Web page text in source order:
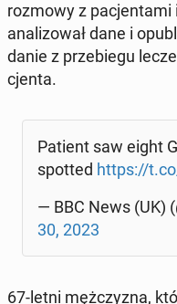
rozmowy z pa­cjen­ta­mi
ana­li­zo­wał dane i
da­nie z prze­bie­gu
cjen­ta.
Patient saw eight
spotted https://
— BBC News (UK)
30, 2023
67-letni męż­czy­zna,